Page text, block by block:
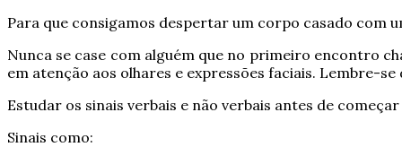
Para que consigamos despertar um corpo casado com
Nunca se case com alguém que no primeiro encontro
em atenção aos olhares e expressões faciais. Lembre-
Estudar os sinais verbais e não verbais antes de
Sinais como: